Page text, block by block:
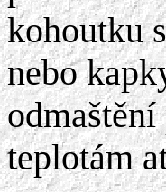
kohoutku
nebo
teplotám